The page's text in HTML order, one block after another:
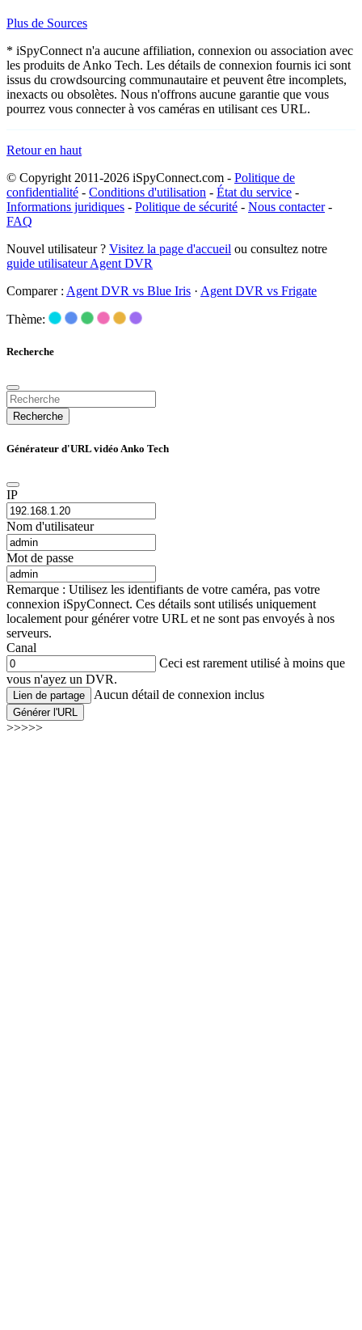
Plus de Sources
* iSpyConnect n'a aucune affiliation, connexion ou association avec
les produits de Anko Tech. Les détails de connexion fournis ici sont
issus du crowdsourcing communautaire et peuvent être incomplets,
inexacts ou obsolètes. Nous n'offrons aucune garantie que vous
pourrez vous connecter à vos caméras en utilisant ces URL.
Retour en haut
© Copyright 2011-2026 iSpyConnect.com - Politique de
confidentialité - Conditions d'utilisation - État du service -
Informations juridiques - Politique de sécurité - Nous contacter-
FAQ
Nouvel utilisateur ? Visitez la page d'accueil ou consultez notre
guide utilisateur Agent DVR
Comparer : Agent DVR vs Blue Iris · Agent DVR vs Frigate
Thème:
Recherche
Recherche
Générateur d'URL vidéo Anko Tech
IP
Nom d'utilisateur
Mot de passe
Remarque : Utilisez les identifiants de votre caméra, pas votre
connexion iSpyConnect. Ces détails sont utilisés uniquement
localement pour générer votre URL et ne sont pas envoyés à nos
serveurs.
Canal
Ceci est rarement utilisé à moins que
vous n'ayez un DVR.
Lien de partage Aucun détail de connexion inclus
Générer l'URL
>>>>>